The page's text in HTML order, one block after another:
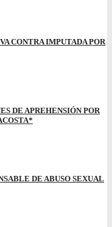
CONTRA IMPUTADA POR
DE APREHENSIÓN POR
DE ABUSO SEXUAL